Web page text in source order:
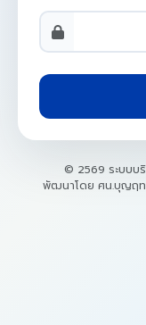
© 2569 ระบบบ
พัฒนาโดย ศน.บุญฤท